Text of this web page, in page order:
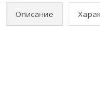
Описание